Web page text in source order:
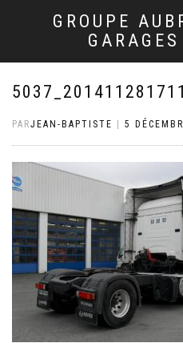
GROUPE
GARAGES
PARJEAN-BAPTISTE 5